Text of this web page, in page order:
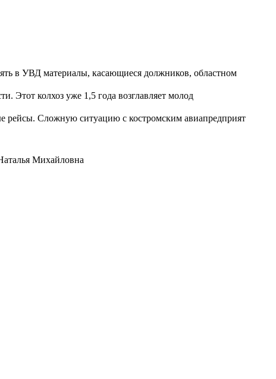
в УВД материалы, касающиеся должников, областном
Этот колхоз уже 1,5 года возглавляет молод
рейсы. Сложную ситуацию с костромским авиапредприят
Михайловна